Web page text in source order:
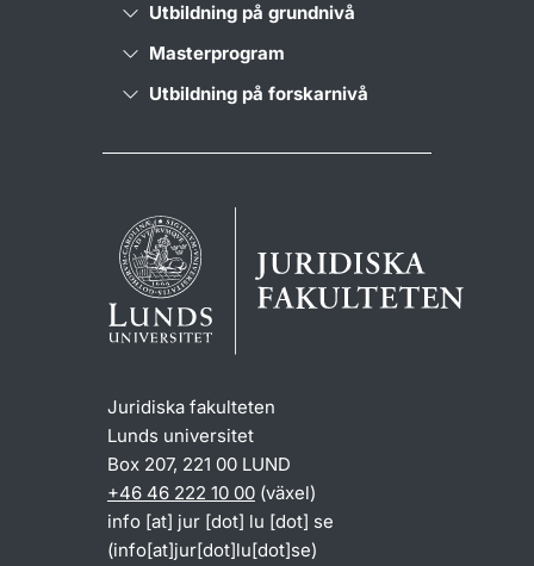
Utbildning på grundnivå
Masterprogram
Utbildning på forskarnivå
Juridiska fakulteten
Lunds universitet
Box 207, 221 00 LUND
+46 46 222 10 00 (växel)
info [at] jur [dot] lu [dot] se
(info[at]jur[dot]lu[dot]se)